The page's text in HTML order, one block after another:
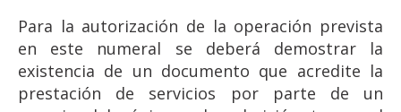
Para la autorización de la operación prevista
en este numeral se deberá demostrar la
existencia de un documento que acredite la
prestación de servicios por parte de un